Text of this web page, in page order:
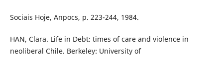
Sociais Hoje, Anpocs, p. 223-244, 1984.
HAN, Clara. Life in Debt: times of care and violence in
neoliberal Chile. Berkeley: University of